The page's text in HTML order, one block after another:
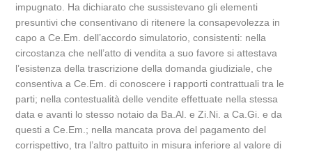
impugnato. Ha dichiarato che sussistevano gli elementi
presuntivi che consentivano di ritenere la consapevolezza in
capo a Ce.Em. dell’accordo simulatorio, consistenti: nella
circostanza che nell’atto di vendita a suo favore si attestava
l’esistenza della trascrizione della domanda giudiziale, che
consentiva a Ce.Em. di conoscere i rapporti contrattuali tra le
parti; nella contestualità delle vendite effettuate nella stessa
data e avanti lo stesso notaio da Ba.Al. e Zi.Ni. a Ca.Gi. e da
questi a Ce.Em.; nella mancata prova del pagamento del
corrispettivo, tra l’altro pattuito in misura inferiore al valore di